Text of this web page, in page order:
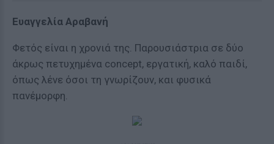
Ευαγγελία Αραβανή
Φετός είναι η χρονιά της. Παρουσιάστρια σε δύο
άκρως πετυχημένα concept, εργατική, καλό παιδί,
όπως λένε όσοι τη γνωρίζουν, και φυσικά
πανέμορφη.